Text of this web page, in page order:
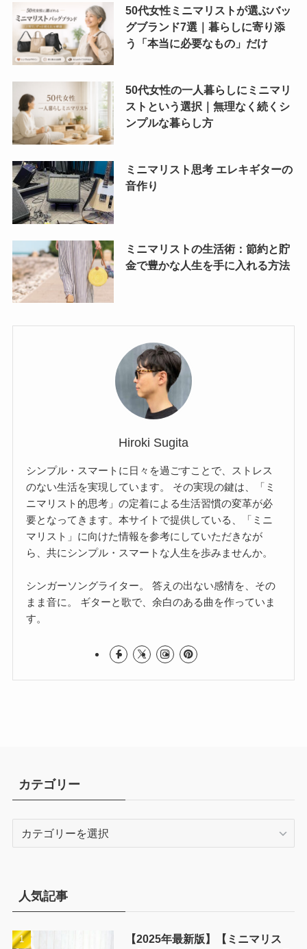
50代女性ミニマリストが選ぶバッ
グブランド7選｜暮らしに寄り添
う「本当に必要なもの」だけ
50代女性の一人暮らしにミニマリ
ストという選択｜無理なく続くシ
ンプルな暮らし方
ミニマリスト思考 エレキギターの
音作り
ミニマリストの生活術：節約と貯
金で豊かな人生を手に入れる方法
Hiroki Sugita
シンプル・スマートに日々を過ごすことで、ストレス
のない生活を実現しています。 その実現の鍵は、「ミ
ニマリスト的思考」の定着による生活習慣の変革が必
要となってきます。本サイトで提供している、「ミニ
マリスト」に向けた情報を参考にしていただきなが
ら、共にシンプル・スマートな人生を歩みませんか。
シンガーソングライター。 答えの出ない感情を、その
まま音に。 ギターと歌で、余白のある曲を作っていま
す。
カテゴリー
ー人気記事
【2025年最新版】【ミニマリス